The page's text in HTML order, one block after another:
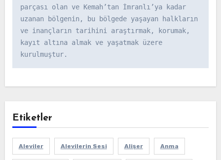
parçası olan ve Kemah’tan İmranlı’ya kadar
uzanan bölgenin, bu bölgede yaşayan halkların
ve inançların tarihini araştırmak, korumak,
kayıt altına almak ve yaşatmak üzere
kurulmuştur.
Etiketler
Aleviler Alevilerin Sesi Alişer Anma